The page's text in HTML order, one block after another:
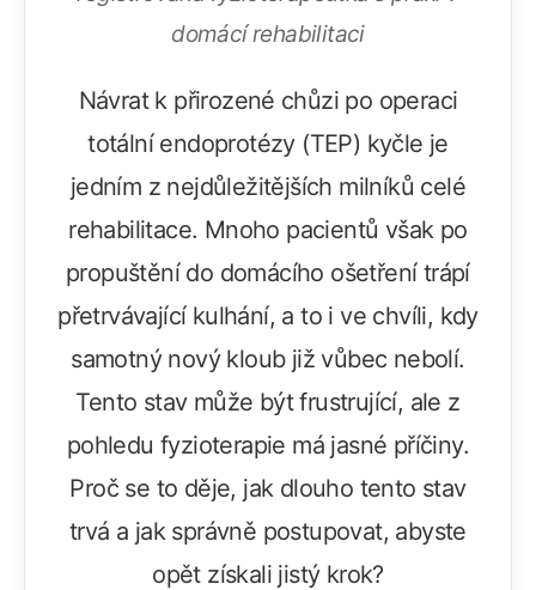
domácí rehabilitaci
Návrat k přirozené chůzi po operaci
totální endoprotézy (TEP) kyčle je
jedním z nejdůležitějších milníků celé
rehabilitace. Mnoho pacientů však po
propuštění do domácího ošetření trápí
přetrvávající kulhání, a to i ve chvíli, kdy
samotný nový kloub již vůbec nebolí.
Tento stav může být frustrující, ale z
pohledu fyzioterapie má jasné příčiny.
Proč se to děje, jak dlouho tento stav
trvá a jak správně postupovat, abyste
opět získali jistý krok?